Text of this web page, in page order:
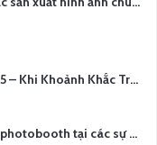
Year End Party 2025 – Khi Khoảnh Khắc Trở Thành Dấu Ấn | Gói Ưu Đãi Tháng 12 Từ YCN Media
Xu hướng chụp ảnh photobooth tại các sự kiện hiện nay